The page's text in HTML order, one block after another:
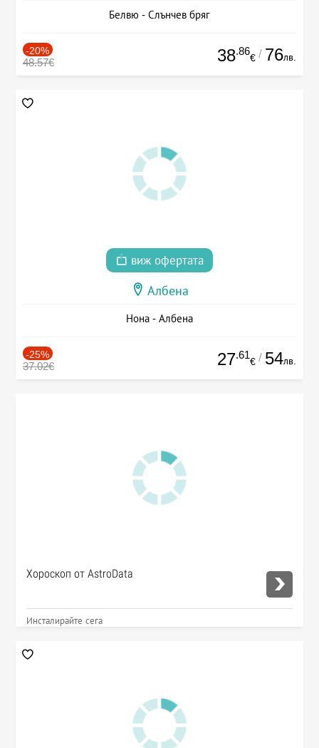
Белвю - Слънчев бряг
-20%
48.57€ 38.86
€ / 76лв.
виж офертата
Албена
Нона - Албена
-25%
37.02€ 27.61
€ / 54лв.
Хороскоп от AstroData
Инсталирайте сега